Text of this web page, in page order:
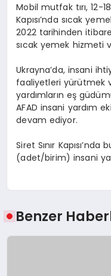
TEKNOLOJI
Mobil mutfak tırı, 12-
Kapısı’nda sıcak
2022 tarihinden
sıcak yemek hizmeti
Ukrayna’da, insani
faaliyetleri yürütmek
yardımların eş
AFAD insani yardım
devam ediyor.
Siret Sınır
(adet/birim) insani
Benzer